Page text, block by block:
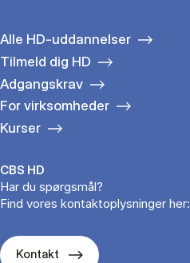
Alle HD-uddannelser
Tilmeld dig HD
Adgangskrav
For virksomheder
Kurser
CBS HD
Har du spørgsmål?
Find vores kontaktoplysninger her:
Kontakt